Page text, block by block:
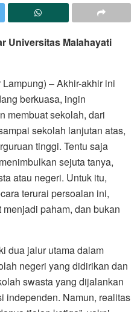
Universitas Malahayati
– Akhir-akhir ini
berkuasa, ingin
membuat sekolah, dari
sekolah lanjutan atas,
tinggi. Tentu saja
sejuta tanya,
atau negeri. Untuk itu,
terurai persoalan ini,
paham, dan bukan
dua jalur utama dalam
negeri yang didirikan dan
swasta yang dijalankan
independen. Namun, realitas